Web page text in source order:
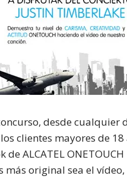
desde
clientes mayores de
de ALCATEL
más original sea el